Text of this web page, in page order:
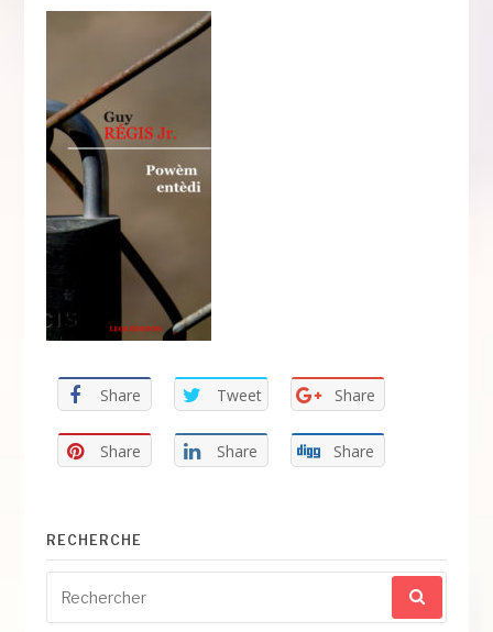
Share Tweet Share
Share Share Share
RECHERCHE
pour
: